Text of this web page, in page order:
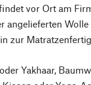
vor Ort am
angelieferten
zur
Yakhaar,